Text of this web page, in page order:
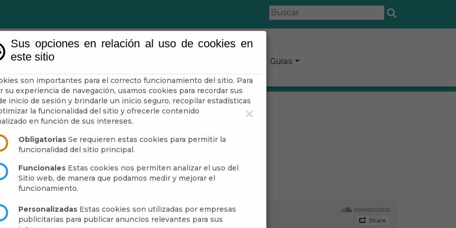
×
Sus opciones en relación al uso de cookies en
este sitio
son importantes para el correcto funcionamiento del sitio. Para
su experiencia de navegación, usamos cookies para recordar sus
inicio de sesión y brindarle un inicio seguro, recopilar estadísticas
la funcionalidad del sitio y ofrecerle contenido
en función de sus intereses.
Obligatorias Se requieren estas cookies para permitir la
funcionalidad del sitio principal.
Funcionales Estas cookies nos permiten analizar el uso del
Sitio web, de manera que podamos medir y mejorar el
funcionamiento.
Personalizadas Estas cookies son utilizadas por empresas
publicitarias para publicar anuncios relevantes para sus
Guías
de Abrucena